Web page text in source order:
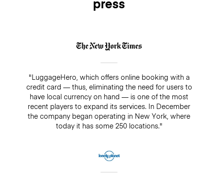
"LuggageHero, which offers online booking with a
credit card — thus, eliminating the need for users to
have local currency on hand — is one of the most
recent players to expand its services. In December
the company began operating in New York, where
today it has some 250 locations."